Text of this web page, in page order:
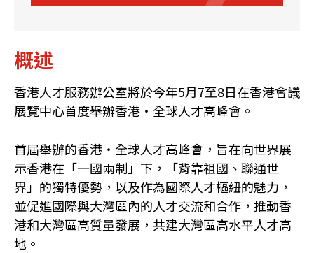
概述
香港人才服務辦公室將於今年5月7至8日在香港會議
展覽中心首度舉辦香港・全球人才高峰會。
首屆舉辦的香港・全球人才高峰會，旨在向世界展
示香港在「一國兩制」下，「背靠祖國、聯通世
界」的獨特優勢，以及作為國際人才樞紐的魅力，
並促進國際與大灣區內的人才交流和合作，推動香
港和大灣區高質量發展，共建大灣區高水平人才高
地。